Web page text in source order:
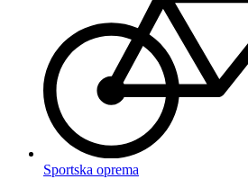
Sportska oprema